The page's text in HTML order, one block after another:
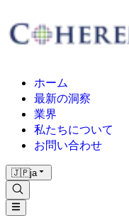
ホーム
最新の洞察
業界
私たちについて
お問い合わせ
🇯🇵ja